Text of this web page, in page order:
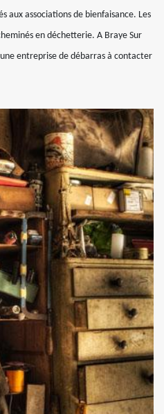
aux associations de bienfaisance. Les
en déchetterie. A Braye Sur
entreprise de débarras à contacter